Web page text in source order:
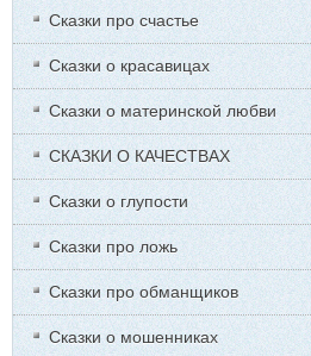
Сказки про счастье
Сказки о красавицах
Сказки о материнской любви
СКАЗКИ О КАЧЕСТВАХ
Сказки о глупости
Сказки про ложь
Сказки про обманщиков
Сказки о мошенниках